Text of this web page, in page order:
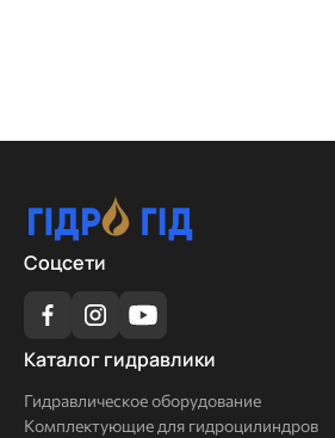
Соцсети
Каталог
Каталог гидравлики
Гидравлическое оборудование
Комплектующие для гидроцилиндров